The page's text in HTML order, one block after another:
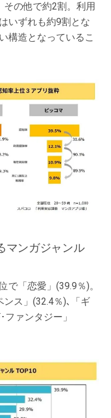
の他で約2割。利用
いずれも約9割とな
構造となっているこ
マンガジャンル
で「恋愛」(39.9％)。
ス」(32.4％)､「ギ
ァンタジー」